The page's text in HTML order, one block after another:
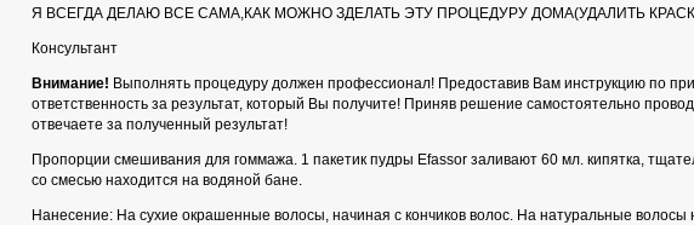
Я ВСЕГДА ДЕЛАЮ ВСЕ САМА,КАК МОЖНО ЗДЕЛАТЬ ЭТУ ПРОЦЕДУРУ ДОМА(УДАЛИТЬ
Консультант
Внимание! Выполнять процедуру должен профессионал! Предоставив Вам инструкцию по
ответственность за результат, который Вы получите! Приняв решение самостоятельно
отвечаете за полученный результат!
Пропорции смешивания для гоммажа. 1 пакетик пудры Efassor заливают 60 мл. кипятка,
со смесью находится на водяной бане.
Нанесение: На сухие окрашенные волосы, начиная с кончиков волос. На натуральные волосы